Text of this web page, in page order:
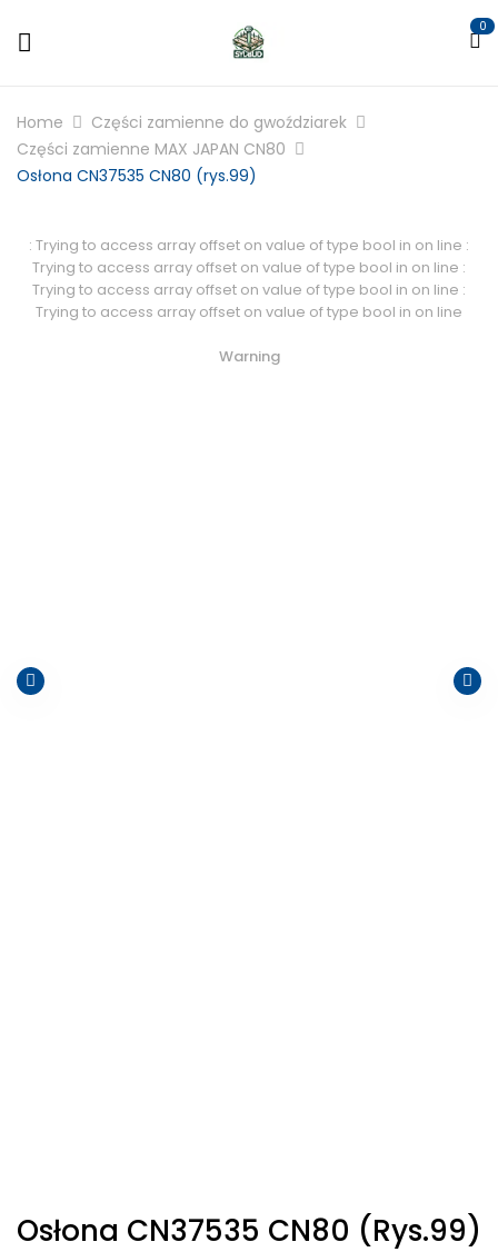
0
Home
Części zamienne do gwoździarek
Części zamienne MAX JAPAN CN80
Osłona CN37535 CN80 (rys.99)
: Trying to access array offset on value of type bool in on line :
Trying to access array offset on value of type bool in on line :
Trying to access array offset on value of type bool in on line :
Trying to access array offset on value of type bool in on line
Warning
Osłona CN37535 CN80 (rys.99)